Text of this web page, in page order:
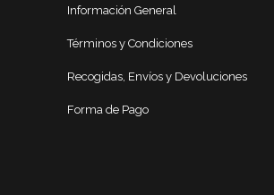
Información General
Términos y Condiciones
Recogidas, Envíos y Devoluciones
Forma de Pago